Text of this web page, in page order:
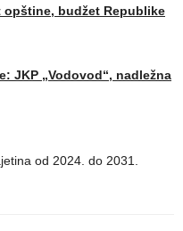
budžet Republike
JKP „Vodovod“, nadležna
od 2024. do 2031.